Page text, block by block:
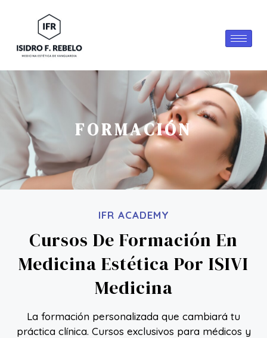
FORMACIÓN
IFR ACADEMY
Cursos De Formación En
Medicina Estética Por ISIVI
Medicina
La formación personalizada que cambiará tu
práctica clínica. Cursos exclusivos para médicos y